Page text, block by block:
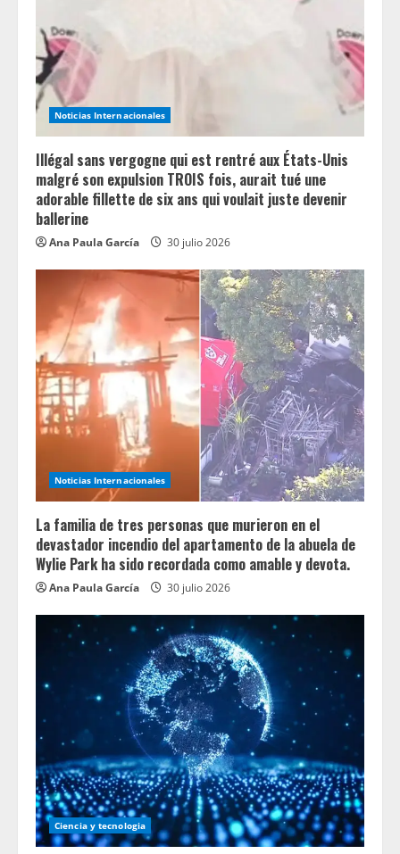
Noticias Internacionales
Illégal sans vergogne qui est rentré aux États-Unis
malgré son expulsion TROIS fois, aurait tué une
adorable fillette de six ans qui voulait juste devenir
ballerine
Ana Paula García 30 julio 2026
Noticias Internacionales
La familia de tres personas que murieron en el
devastador incendio del apartamento de la abuela de
Wylie Park ha sido recordada como amable y devota.
Ana Paula García 30 julio 2026
Ciencia y tecnologia